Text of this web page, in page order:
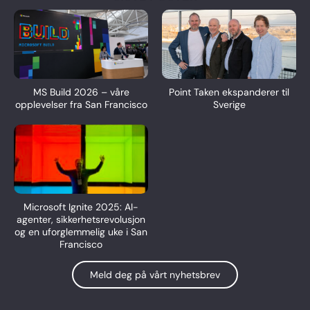
MS Build 2026 – våre
opplevelser fra San Francisco
Point Taken ekspanderer til
Sverige
Microsoft Ignite 2025: AI-
agenter, sikkerhetsrevolusjon
og en uforglemmelig uke i San
Francisco
Meld deg på vårt nyhetsbrev